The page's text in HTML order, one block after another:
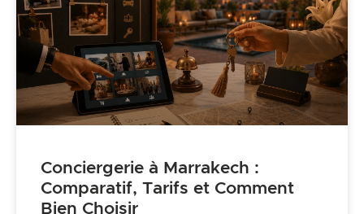
Conciergerie à Marrakech :
Comparatif, Tarifs et Comment
Bien Choisir